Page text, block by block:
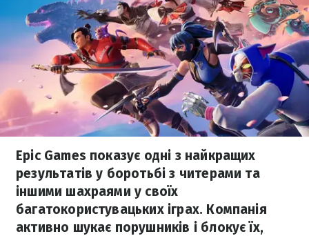
Epic Games показує одні з найкращих
результатів у боротьбі з читерами та
іншими шахраями у своїх
багатокористувацьких іграх. Компанія
активно шукає порушників і блокує їх,